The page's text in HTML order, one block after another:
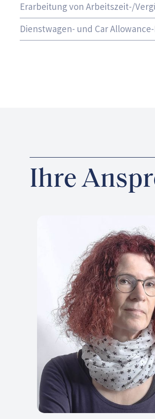
Erarbeitung von Arbeitszeit-/
Dienstwagen- und Car
Ihre